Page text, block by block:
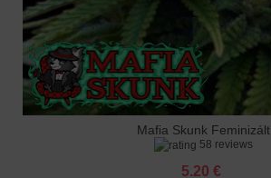
Mafia Skunk Feminizált
58 reviews
5.20 €